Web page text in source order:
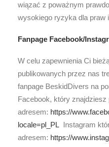
wiązać z poważnym
wysokiego ryzyka dla praw
Fanpage Facebook/
W celu zapewnienia Ci
publikowanych przez nas
fanpage BeskidDivers na
Facebook, który znajdziesz
adresem: https://
locale=pl_PL Instagram
adresem: https://